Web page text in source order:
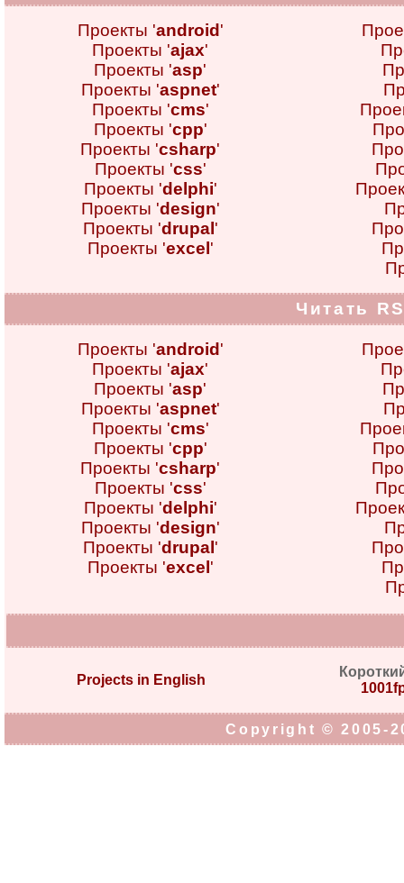
Проекты 'android '
Проекты 'ajax'
Проекты 'asp'
Проекты 'aspnet'
Проекты 'cms'
Проекты 'cpp'
Проекты 'csharp'
Проекты 'css'
Проекты 'delphi'
Проекты 'design'
Проекты 'drupal '
Проекты 'excel '
Читать
Проекты 'android '
Проекты 'ajax'
Проекты 'asp'
Проекты 'aspnet'
Проекты 'cms'
Проекты 'cpp'
Проекты 'csharp'
Проекты 'css'
Проекты 'delphi'
Проекты 'design'
Проекты 'drupal '
Проекты 'excel '
Projects in English
Copyright © 2005-